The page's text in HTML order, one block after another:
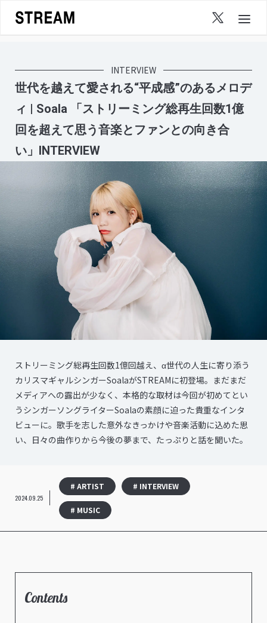
content
INTERVIEW
世代を越えて愛される“平成感”のあるメロデ
ィ | Soala 「ストリーミング総再生回数1億
回を超えて思う音楽とファンとの向き合
い」INTERVIEW
ストリーミング総再生回数1億回越え、α世代の人生に寄り添う
カリスマギャルシンガーSoalaがSTREAMに初登場。まだまだ
メディアへの露出が少なく、本格的な取材は今回が初めてとい
うシンガーソングライターSoalaの素顔に迫った貴重なインタ
ビューに。歌手を志した意外なきっかけや音楽活動に込めた思
い、日々の曲作りから今後の夢まで、たっぷりと話を聞いた。
2024.09.25
# ARTIST # INTERVIEW
# MUSIC
Contents